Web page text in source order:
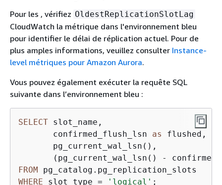
Pour les , vérifiez OldestReplicationSlotLag
CloudWatch la métrique dans l'environnement bleu
pour identifier le délai de réplication actuel. Pour de
plus amples informations, veuillez consulter Instance-
level métriques pour Amazon Aurora.
Vous pouvez également exécuter la requête SQL
suivante dans l’environnement bleu :
SELECT slot_name,
       confirmed_flush_lsn
as
flushed,
       pg_current_wal_lsn(),
       (pg_current_wal_lsn()
-
FROM
WHERE slot_type = 'logical' ;